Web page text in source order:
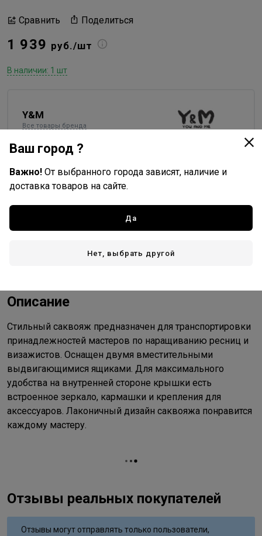
Сравнить Поделиться
1 939 руб./шт
В наличии: 1 шт
Y&M
Все товары бренда
Россия - страна бренда
Китай - страна производства
Описание
Стильный саквояж предназначен для транспортировки
принадлежностей мастеров по наращиванию ресниц и
визажистов. Оснащен двумя вместительными
выдвигающимися ящиками. Для максимального
удобства на внутренней стороне крышки есть
встроенное зеркало, кармашки и крепления для
аксессуаров. Лаконичный дизайн саквояжа понравится
каждому мастеру.
Отзывы реальных покупателей
Отзывы могут отправлять только пользователи,
Ваш город ?
Важно! От выбранного города зависят, наличие и
доставка товаров на сайте.
Да
Нет, выбрать другой